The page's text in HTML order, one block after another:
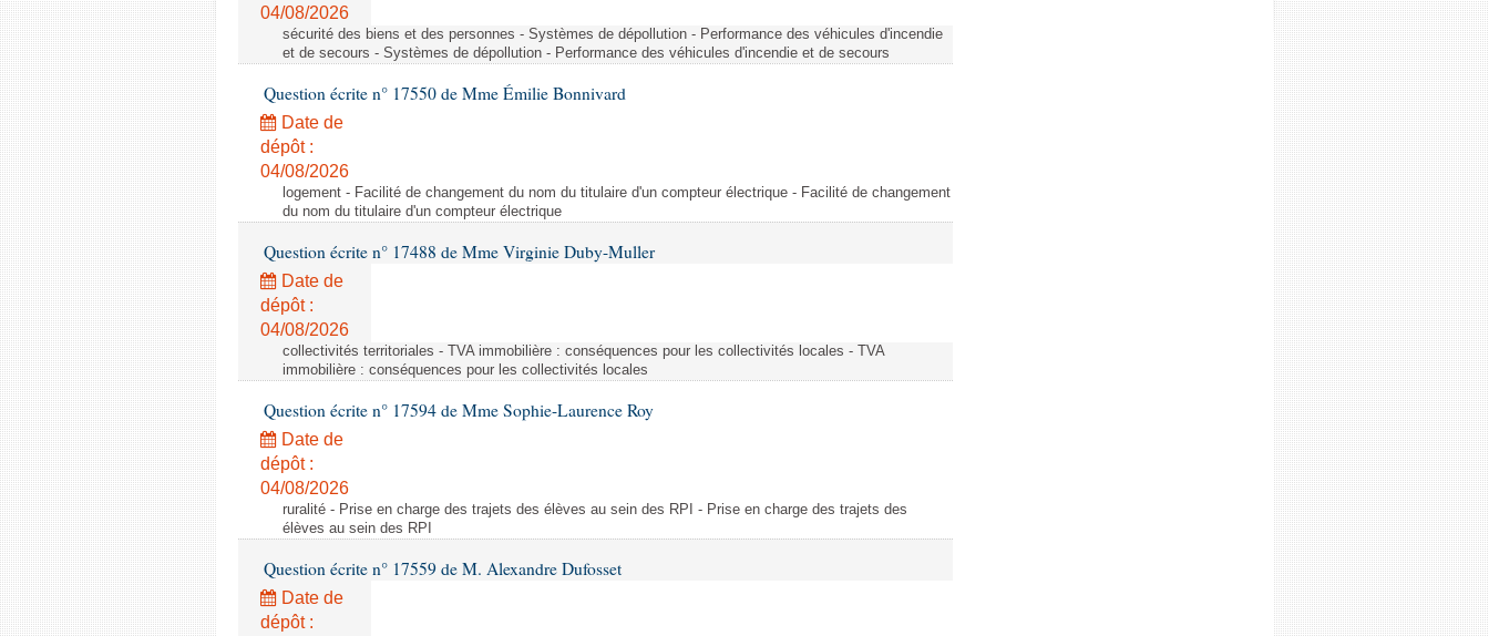
04/08/2026
sécurité des biens et des personnes - Systèmes de dépollution - Performance des véhicules d'incendie
et de secours - Systèmes de dépollution - Performance des véhicules d'incendie et de secours
Question écrite n° 17550 de Mme Émilie Bonnivard
Date de
dépôt :
04/08/2026
logement - Facilité de changement du nom du titulaire d'un compteur électrique - Facilité de changement
du nom du titulaire d'un compteur électrique
Question écrite n° 17488 de Mme Virginie Duby-Muller
Date de
dépôt :
04/08/2026
collectivités territoriales - TVA immobilière : conséquences pour les collectivités locales - TVA
immobilière : conséquences pour les collectivités locales
Question écrite n° 17594 de Mme Sophie-Laurence Roy
Date de
dépôt :
04/08/2026
ruralité - Prise en charge des trajets des élèves au sein des RPI - Prise en charge des trajets des
élèves au sein des RPI
Question écrite n° 17559 de M. Alexandre Dufosset
Date de
dépôt :